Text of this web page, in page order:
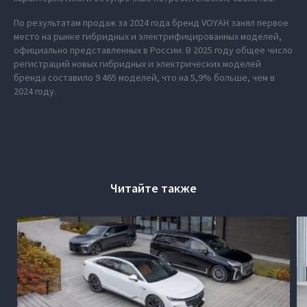
По результатам продаж за 2024 года бренд VOYAH занял первое
место на рынке гибридных и электрифицированных моделей,
официально представленных в России. В 2025 году общее число
регистраций новых гибридных и электрических моделей
бренда составило 9 465 моделей, что на 5,9% больше, чем в
2024 году.
Читайте также